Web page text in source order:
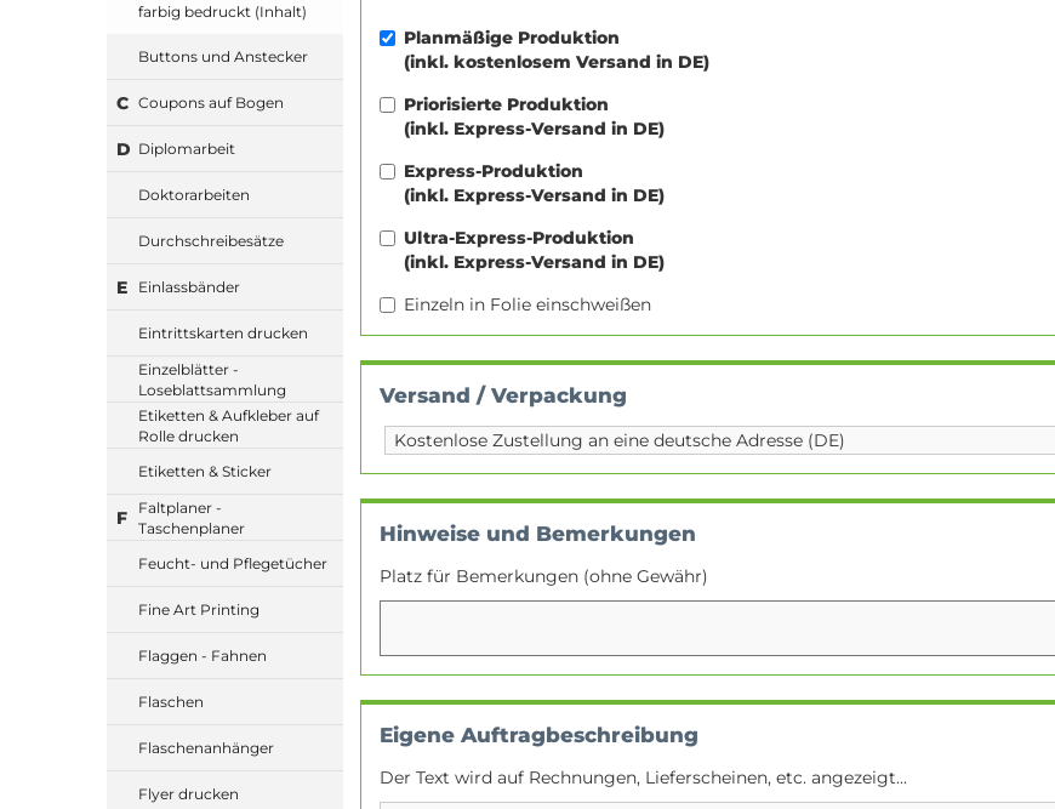
farbig bedruckt (Inhalt)
Buttons und Anstecker
C Coupons auf Bogen
D Diplomarbeit
Doktorarbeiten
Durchschreibesätze
E Einlassbänder
Eintrittskarten drucken
Einzelblätter -
Loseblattsammlung
Etiketten & Aufkleber auf
Rolle drucken
Etiketten & Sticker
F
Faltplaner -
Taschenplaner
Feucht- und Pflegetücher
Fine Art Printing
Flaggen - Fahnen
Flaschen
Flaschenanhänger
Flyer drucken
Planmäßige Produktion
(inkl. kostenlosem Versand in DE)
Priorisierte Produktion
(inkl. Express-Versand in DE)
Express-Produktion
(inkl. Express-Versand in DE)
Ultra-Express-Produktion
(inkl. Express-Versand in DE)
Einzeln in Folie einschweißen
Versand / Verpackung
Hinweise und Bemerkungen
Platz für Bemerkungen (ohne Gewähr)
Eigene Auftragbeschreibung
Der Text wird auf Rechnungen, Lieferscheinen, etc. angezeigt...